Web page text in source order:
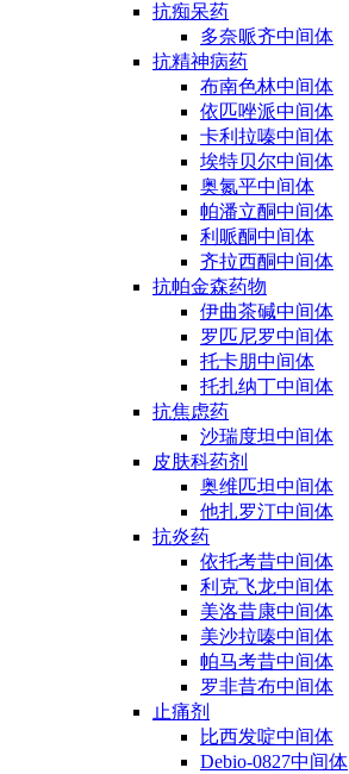
抗痴呆药
多奈哌齐中间体
抗精神病药
布南色林中间体
依匹唑派中间体
卡利拉嗪中间体
埃特贝尔中间体
奥氮平中间体
帕潘立酮中间体
利哌酮中间体
齐拉西酮中间体
抗帕金森药物
伊曲茶碱中间体
罗匹尼罗中间体
托卡朋中间体
托扎纳丁中间体
抗焦虑药
沙瑞度坦中间体
皮肤科药剂
奥维匹坦中间体
他扎罗汀中间体
抗炎药
依托考昔中间体
利克飞龙中间体
美洛昔康中间体
美沙拉嗪中间体
帕马考昔中间体
罗非昔布中间体
止痛剂
比西发啶中间体
Debio-0827中间体